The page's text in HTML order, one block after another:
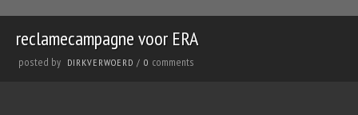
reclamecampagne voor ERA
posted by DIRKVERWOERD / 0 comments